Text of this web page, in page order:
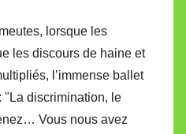
lorsque les
les discours de haine et
l’immense ballet
"La discrimination, le
Vous nous avez